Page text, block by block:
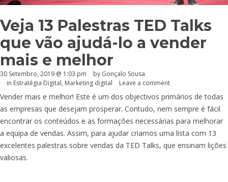
Veja 13 Palestras TED Talks
que vão ajudá-lo a vender
mais e melhor
30 Setembro, 2019 @ 1:03 pm by Gonçalo Sousa
in Estratégia Digital, Marketing digital Leave a comment
Vender mais e melhor! Este é um dos objectivos primários de todas
as empresas que desejam prosperar. Contudo, nem sempre é fácil
encontrar os conteúdos e as formações necessárias para melhorar
a equipa de vendas. Assim, para ajudar criamos uma lista com 13
excelentes palestras sobre vendas da TED Talks, que ensinam lições
valiosas.